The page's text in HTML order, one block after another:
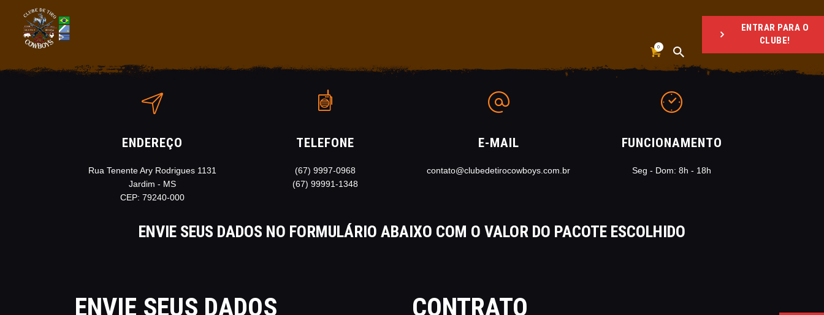
0
ENTRAR PARA O
CLUBE!
CALENDÁRIO E
CAMPEONATOS 2025
MÍDIA
LOJA
SÓCIO
ENDEREÇO
Rua Tenente Ary Rodrigues 1131
Jardim - MS
CEP: 79240-000
TELEFONE
(67) 9997-0968
(67) 99991-1348
E-MAIL
contato@clubedetirocowboys.com.br
FUNCIONAMENTO
Seg - Dom: 8h - 18h
ENVIE SEUS DADOS NO FORMULÁRIO ABAIXO COM O VALOR DO PACOTE ESCOLHIDO
ENVIE SEUS DADOS CONTRATO